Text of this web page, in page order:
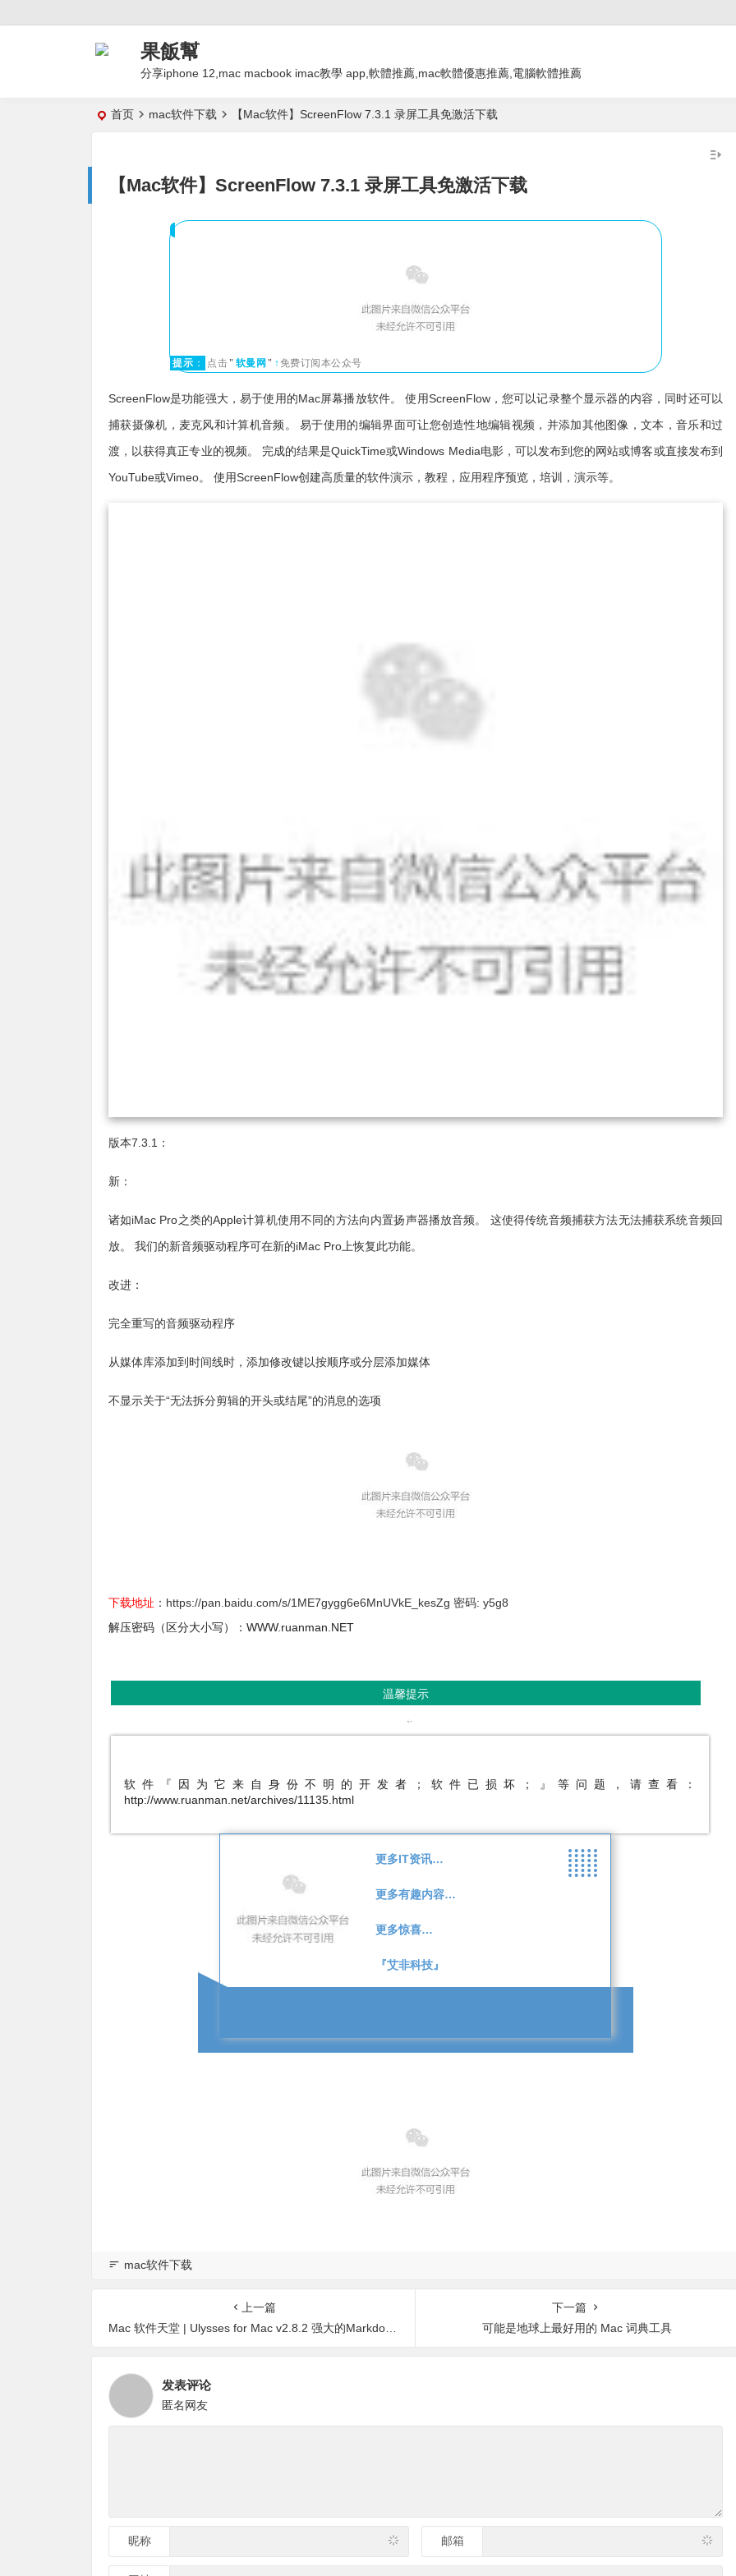
果飯幫
分享iphone 12,mac macbook imac教學 app,軟體推薦,mac軟體優惠推薦,電腦軟體推薦
首页 mac软件下载 【Mac软件】ScreenFlow 7.3.1 录屏工具免激活下载
【Mac软件】ScreenFlow 7.3.1 录屏工具免激活下载
提示 ： 点击" 软曼网 " ↑免费订阅本公众号
ScreenFlow是功能强大，易于使用的Mac屏幕播放软件。 使用ScreenFlow，您可以记录整个显示器的内容，同时还可以
捕获摄像机，麦克风和计算机音频。 易于使用的编辑界面可让您创造性地编辑视频，并添加其他图像，文本，音乐和过
渡，以获得真正专业的视频。 完成的结果是QuickTime或Windows Media电影，可以发布到您的网站或博客或直接发布到
YouTube或Vimeo。 使用ScreenFlow创建高质量的软件演示，教程，应用程序预览，培训，演示等。
版本7.3.1：
新：
诸如iMac Pro之类的Apple计算机使用不同的方法向内置扬声器播放音频。 这使得传统音频捕获方法无法捕获系统音频回
放。 我们的新音频驱动程序可在新的iMac Pro上恢复此功能。
改进：
完全重写的音频驱动程序
从媒体库添加到时间线时，添加修改键以按顺序或分层添加媒体
不显示关于“无法拆分剪辑的开头或结尾”的消息的选项
下载地址 ： https://pan.baidu.com/s/1ME7gygg6e6MnUVkE_kesZg 密码: y5g8
解压密码（区分大小写）：WWW.ruanman.NET
温馨提示
软件『因为它来自身份不明的开发者；软件已损坏；』等问题，请查看：
http://www.ruanman.net/archives/11135.html
更多IT资讯…
更多有趣内容…
更多惊喜…
『艾非科技』
mac软件下载
上一篇
Mac 软件天堂 | Ulysses for Mac v2.8.2 强大的Markdown写作工具破解版下载
下一篇
可能是地球上最好用的 Mac 词典工具
发表评论
匿名网友
昵称 邮箱